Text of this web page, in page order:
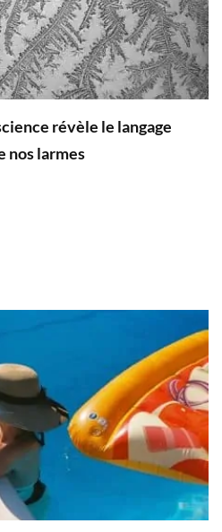
révèle le langage
nos larmes